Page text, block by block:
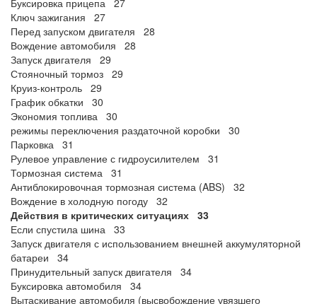
Буксировка прицепа 27
Ключ зажигания 27
Перед запуском двигателя 28
Вождение автомобиля 28
Запуск двигателя 29
Стояночный тормоз 29
Круиз-контроль 29
График обкатки 30
Экономия топлива 30
режимы переключения раздаточной коробки 30
Парковка 31
Рулевое управление с гидроусилителем 31
Тормозная система 31
Антиблокировочная тормозная система (ABS) 32
Вождение в холодную погоду 32
Действия в критических ситуациях 33
Если спустила шина 33
Запуск двигателя с использованием внешней аккумуляторной
батареи 34
Принудительный запуск двигателя 34
Буксировка автомобиля 34
Вытаскивание автомобиля (высвобождение увязшего